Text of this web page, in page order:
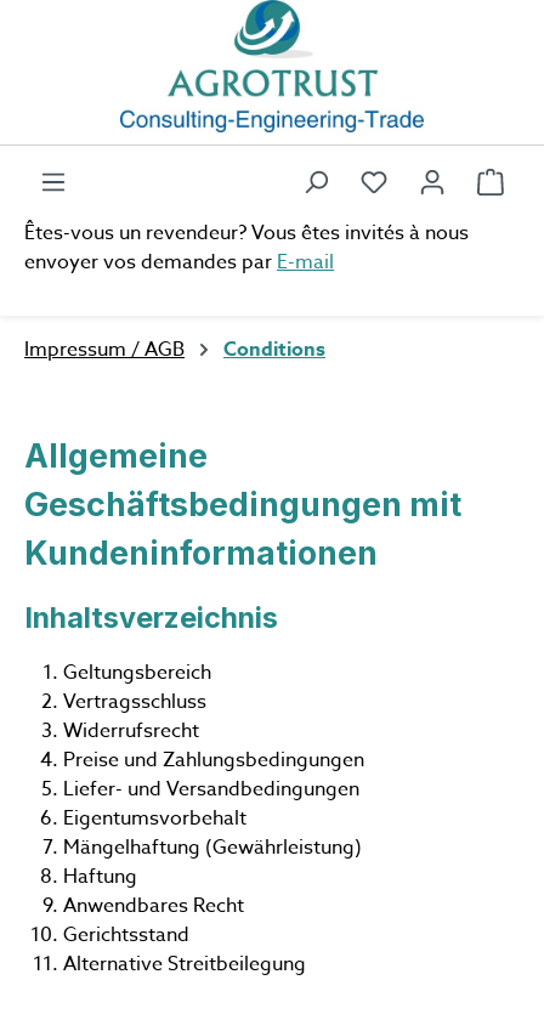
Passer au contenu principal
Êtes-vous un revendeur? Vous êtes invités à nous
envoyer vos demandes par E-mail
Vous avez 0Le
Impressum / AGB Conditions
Allgemeine
Geschäftsbedingungen mit
Kundeninformationen
Inhaltsverzeichnis
Geltungsbereich
Vertragsschluss
Widerrufsrecht
Preise und Zahlungsbedingungen
Liefer- und Versandbedingungen
Eigentumsvorbehalt
Mängelhaftung (Gewährleistung)
Haftung
Anwendbares Recht
Gerichtsstand
Alternative Streitbeilegung